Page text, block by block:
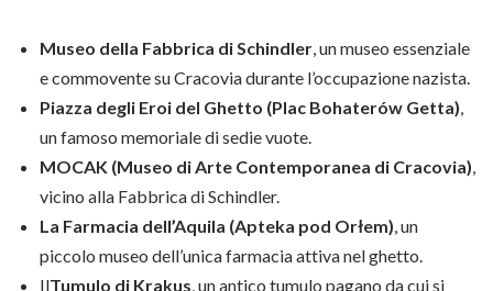
Museo della Fabbrica di Schindler, un museo essenziale
e commovente su Cracovia durante l’occupazione nazista.
Piazza degli Eroi del Ghetto (Plac Bohaterów Getta),
un famoso memoriale di sedie vuote.
MOCAK (Museo di Arte Contemporanea di Cracovia),
vicino alla Fabbrica di Schindler.
La Farmacia dell’Aquila (Apteka pod Orłem), un
piccolo museo dell’unica farmacia attiva nel ghetto.
IlTumulo di Krakus, un antico tumulo pagano da cui si